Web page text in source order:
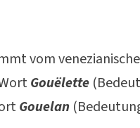
vom
Gouëlette
Gouelan